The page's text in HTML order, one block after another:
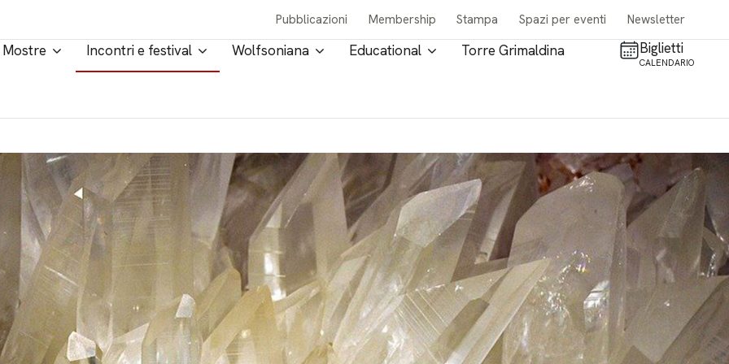
Pubblicazioni Membership Stampa Spazi per eventi Newsletter
Mostre Incontri e festival Wolfsoniana Educational Torre Grimaldina Biglietti
CALENDARIO